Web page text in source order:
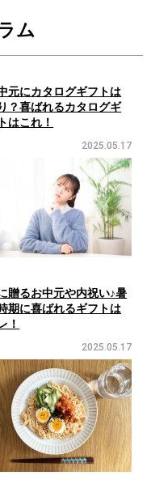
ム
元にカタログギフトは
？喜ばれるカタログギ
はこれ！
2025.05.17
贈るお中元や内祝い♪暑
期に喜ばれるギフトは
！
2025.05.17